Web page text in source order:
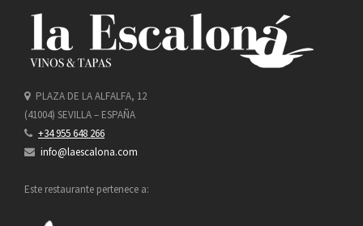
PLAZA DE LA ALFALFA, 12
(41004) SEVILLA – ESPAÑA
+34 955 648 266
info@laescalona.com
Este restaurante pertenece a: